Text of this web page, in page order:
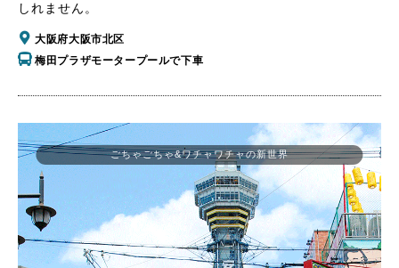
しれません。
大阪府大阪市北区
梅田プラザモータープールで下車
ごちゃごちゃ&ワチャワチャの新世界